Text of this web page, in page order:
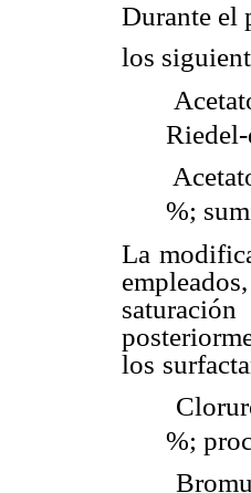
Durante el
los


%;
La
los

%;
